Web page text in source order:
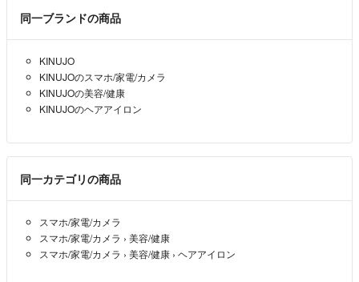
同一ブランドの商品
KINUJO
KINUJOのスマホ/家電/カメラ
KINUJOの美容/健康
KINUJOのヘアアイロン
同一カテゴリの商品
スマホ/家電/カメラ
スマホ/家電/カメラ › 美容/健康
スマホ/家電/カメラ › 美容/健康 › ヘアアイロン